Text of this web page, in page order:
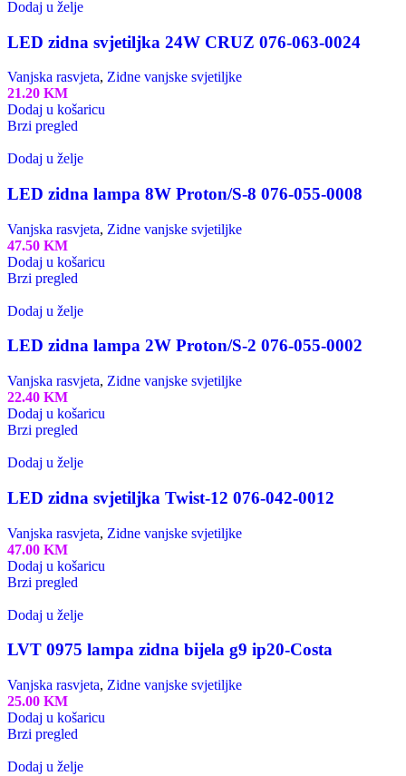
Dodaj u želje
LED zidna svjetiljka 24W CRUZ 076-063-0024
Vanjska rasvjeta, Zidne vanjske svjetiljke
21.20 KM
Dodaj u košaricu
Brzi pregled
Dodaj u želje
LED zidna lampa 8W Proton/S-8 076-055-0008
Vanjska rasvjeta, Zidne vanjske svjetiljke
47.50 KM
Dodaj u košaricu
Brzi pregled
Dodaj u želje
LED zidna lampa 2W Proton/S-2 076-055-0002
Vanjska rasvjeta, Zidne vanjske svjetiljke
22.40 KM
Dodaj u košaricu
Brzi pregled
Dodaj u želje
LED zidna svjetiljka Twist-12 076-042-0012
Vanjska rasvjeta, Zidne vanjske svjetiljke
47.00 KM
Dodaj u košaricu
Brzi pregled
Dodaj u želje
LVT 0975 lampa zidna bijela g9 ip20-Costa
Vanjska rasvjeta, Zidne vanjske svjetiljke
25.00 KM
Dodaj u košaricu
Brzi pregled
Dodaj u želje